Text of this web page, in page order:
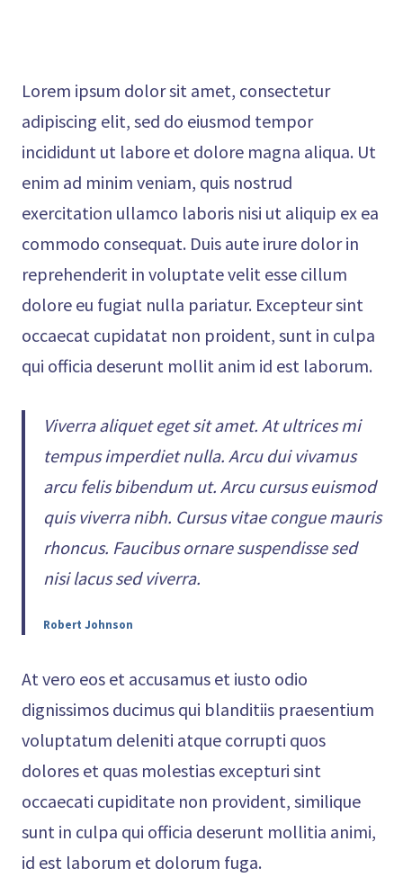
Lorem ipsum dolor sit amet, consectetur
adipiscing elit, sed do eiusmod tempor
incididunt ut labore et dolore magna aliqua. Ut
enim ad minim veniam, quis nostrud
exercitation ullamco laboris nisi ut aliquip ex ea
commodo consequat. Duis aute irure dolor in
reprehenderit in voluptate velit esse cillum
dolore eu fugiat nulla pariatur. Excepteur sint
occaecat cupidatat non proident, sunt in culpa
qui officia deserunt mollit anim id est laborum.
Viverra aliquet eget sit amet. At ultrices mi
tempus imperdiet nulla. Arcu dui vivamus
arcu felis bibendum ut. Arcu cursus euismod
quis viverra nibh. Cursus vitae congue mauris
rhoncus. Faucibus ornare suspendisse sed
nisi lacus sed viverra.
Robert Johnson
At vero eos et accusamus et iusto odio
dignissimos ducimus qui blanditiis praesentium
voluptatum deleniti atque corrupti quos
dolores et quas molestias excepturi sint
occaecati cupiditate non provident, similique
sunt in culpa qui officia deserunt mollitia animi,
id est laborum et dolorum fuga.